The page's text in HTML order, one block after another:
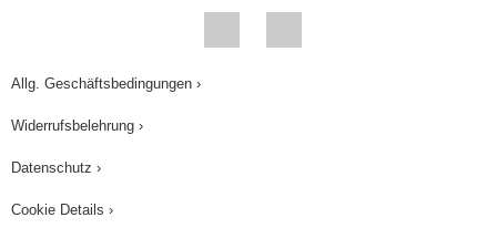
Allg. Geschäftsbedingungen ›
Widerrufsbelehrung ›
Datenschutz ›
Cookie Details ›